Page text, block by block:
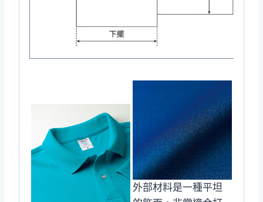
外部材料是一種平坦